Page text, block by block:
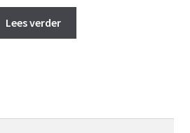
Lees verder